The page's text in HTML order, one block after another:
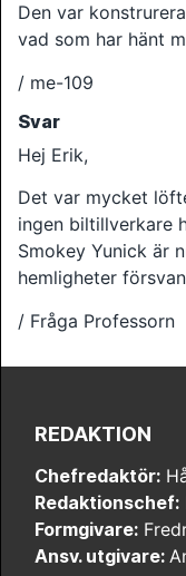
Den var
vad som har hänt
/ me-109
Svar
Hej Erik,
Det var mycket
ingen biltillverkare
Smokey Yunick är
hemligheter
/ Fråga Professorn
REDAKTION
Chefredaktör:
Redaktionschef:
Formgivare:
Ansv. utgivare: